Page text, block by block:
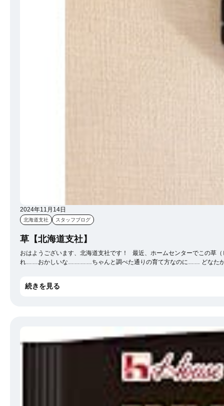
2024年11月14日
北海道支社 スタッフブログ
草【北海道支社】
おはようございます、北海道支社です！ 最近、ホームセンターでこの草（ビカクシダ）を購入しました。 youtubeで育て方を勉強して、ミズゴケを買ってきて板付けして、名前もつけて大事に育ててました。 購入から2ヵ月立った今、あんなに元気だったのに見事にしなびております。 あ
続きを見る